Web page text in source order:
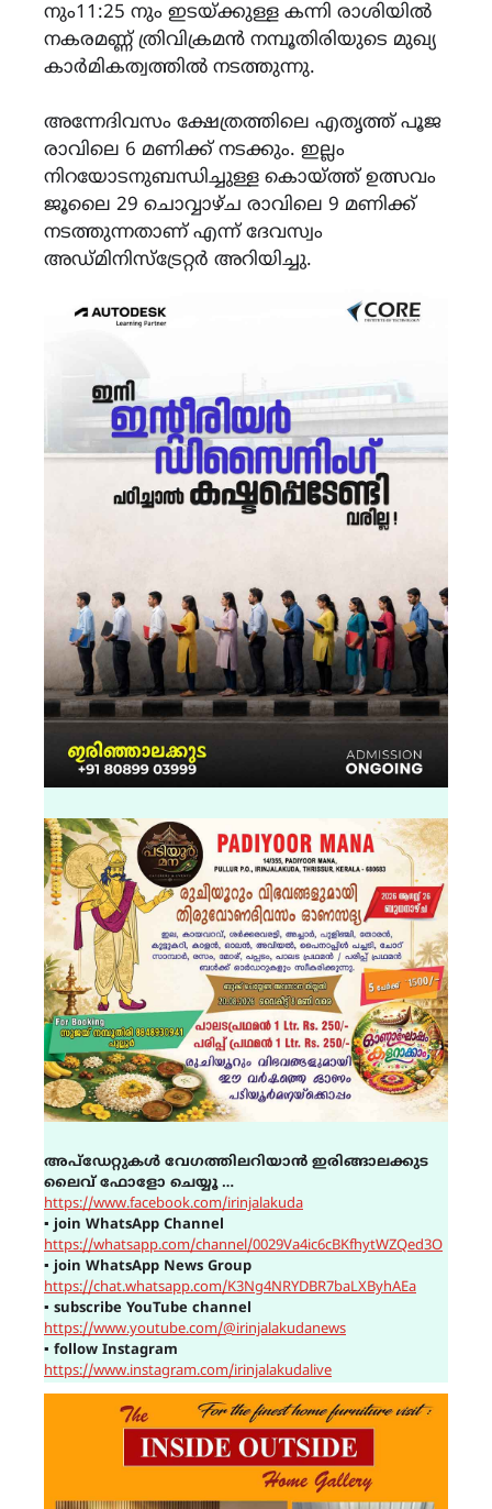
നും11:25 നും ഇടയ്ക്കുള്ള കന്നി രാശിയിൽ
നകരമണ്ണ് ത്രിവിക്രമൻ നമ്പൂതിരിയുടെ മുഖ്യ
കാർമികത്വത്തിൽ നടത്തുന്നു.
അന്നേദിവസം ക്ഷേത്രത്തിലെ എതൃത്ത് പൂജ
രാവിലെ 6 മണിക്ക് നടക്കും. ഇല്ലം
നിറയോടനുബന്ധിച്ചുള്ള കൊയ്ത്ത് ഉത്സവം
ജൂലൈ 29 ചൊവ്വാഴ്ച രാവിലെ 9 മണിക്ക്
നടത്തുന്നതാണ് എന്ന് ദേവസ്വം
അഡ്മിനിസ്ട്രേറ്റർ അറിയിച്ചു.
അപ്ഡേറ്റുകൾ വേഗത്തിലറിയാൻ ഇരിങ്ങാലക്കുട
ലൈവ് ഫോളോ ചെയ്യൂ …
https://www.facebook.com/irinjalakuda
▪ join WhatsApp Channel
https://whatsapp.com/channel/0029Va4ic6cBKfhytWZQed3O
▪ join WhatsApp News Group
https://chat.whatsapp.com/K3Ng4NRYDBR7baLXByhAEa
▪ subscribe YouTube channel
https://www.youtube.com/@irinjalakudanews
▪ follow Instagram
https://www.instagram.com/irinjalakudalive